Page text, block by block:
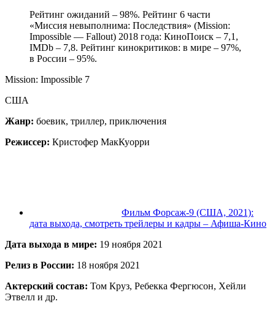
Рейтинг ожиданий – 98%. Рейтинг 6 части
«Миссия невыполнима: Последствия» (Mission:
Impossible — Fallout) 2018 года: КиноПоиск – 7,1,
IMDb – 7,8. Рейтинг кинокритиков: в мире – 97%,
в России – 95%.
Mission: Impossible 7
США
Жанр: боевик, триллер, приключения
Режиссер: Кристофер МакКуорри
Фильм Форсаж-9 (США, 2021):
дата выхода, смотреть трейлеры и кадры – Афиша-Кино
Дата выхода в мире: 19 ноября 2021
Релиз в России: 18 ноября 2021
Актерский состав: Том Круз, Ребекка Фергюсон, Хейли
Этвелл и др.